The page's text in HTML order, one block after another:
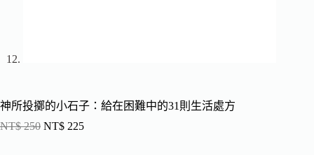
神所投擲的小石子：給在困難中的31則生活處方
NT$250 NT$ 225